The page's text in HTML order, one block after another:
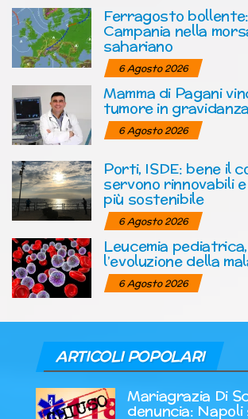
Ferragosto
Campania nella
sahariano
6 Agosto 2026
Mamma di Pagani
tumore in gravidanza
6 Agosto 2026
Porti, ISDE: bene il
servono rinnovabili
più sostenibile
6 Agosto 2026
Leucemia
l’evoluzione della
6 Agosto 2026
ARTICOLI POPOLARI
Mariagrazia Di
denuncia: Napoli